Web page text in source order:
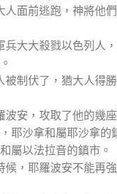
人面前逃跑，神將他
兵大大殺戮以色列人
被制伏了，猶大人得
波安，攻取了他的幾
耶沙拿和屬耶沙拿的
屬以法拉音的鎮市。
候，耶羅波安不能再